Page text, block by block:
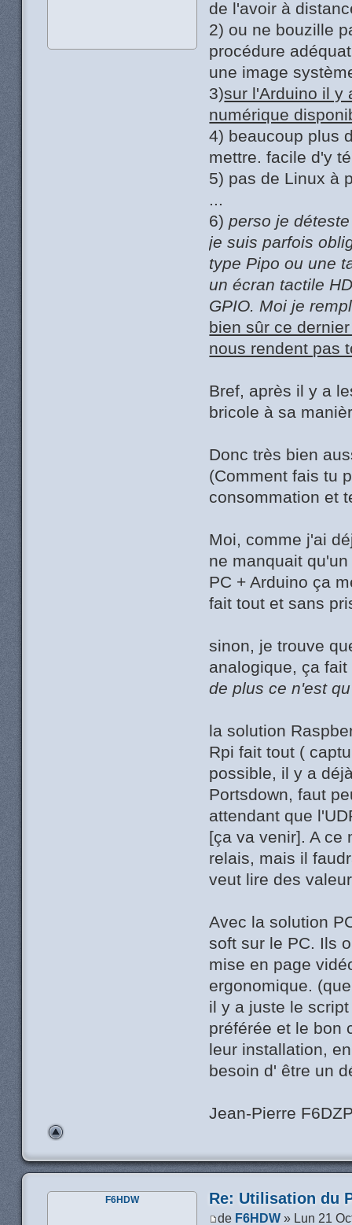
de l'avoir à
2) ou ne bouzille
procédure
une image
3)sur l'Arduino il y
numérique
4) beaucoup plus
mettre. facile d'y
5) pas de Linux à
...
6)perso je
je suis parfois
type Pipo ou une
un écran tactile
GPIO. Moi je
bien sûr ce
nous rendent pas
Bref, après il y a
bricole à sa
Donc très bien
(Comment fais tu
consommation et
Moi, comme j'ai
ne manquait
PC + Arduino ça
fait tout et sans
sinon, je trouve
analogique, ça
de plus ce n'est
la solution
Rpi fait tout (
possible, il y a
Portsdown, faut
attendant que
[ça va venir]. A ce
relais, mais il
veut lire des
Avec la solution
soft sur le PC. Ils
mise en page
ergonomique.
il y a juste le
préférée et le bon
leur installation,
besoin d' être un
Jean-Pierre
Re: Utilisation du
de F6HDW » Lun 21
F6HDW